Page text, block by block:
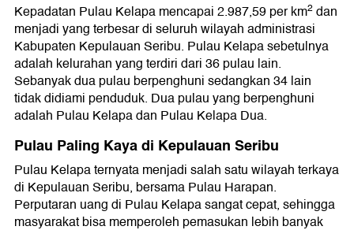
Kepadatan Pulau Kelapa mencapai 2.987,59 per km2 dan
menjadi yang terbesar di seluruh wilayah administrasi
Kabupaten Kepulauan Seribu. Pulau Kelapa sebetulnya
adalah kelurahan yang terdiri dari 36 pulau lain.
Sebanyak dua pulau berpenghuni sedangkan 34 lain
tidak didiami penduduk. Dua pulau yang berpenghuni
adalah Pulau Kelapa dan Pulau Kelapa Dua.
Pulau Paling Kaya di Kepulauan Seribu
Pulau Kelapa ternyata menjadi salah satu wilayah terkaya
di Kepulauan Seribu, bersama Pulau Harapan.
Perputaran uang di Pulau Kelapa sangat cepat, sehingga
masyarakat bisa memperoleh pemasukan lebih banyak